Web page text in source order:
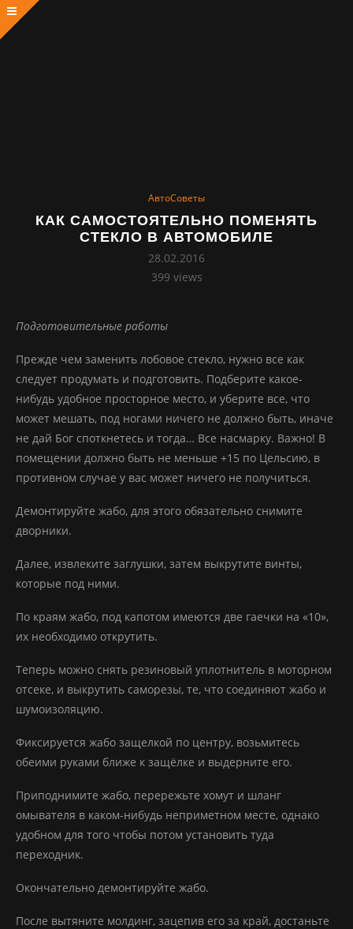
АвтоСоветы
КАК САМОСТОЯТЕЛЬНО ПОМЕНЯТЬ
СТЕКЛО В АВТОМОБИЛЕ
28.02.2016
399 views
Подготовительные работы
Прежде чем заменить лобовое стекло, нужно все как
следует продумать и подготовить. Подберите какое-
нибудь удобное просторное место, и уберите все, что
может мешать, под ногами ничего не должно быть, иначе
не дай Бог споткнетесь и тогда… Все насмарку. Важно! В
помещении должно быть не меньше +15 по Цельсию, в
противном случае у вас может ничего не получиться.
Демонтируйте жабо, для этого обязательно снимите
дворники.
Далее, извлеките заглушки, затем выкрутите винты,
которые под ними.
По краям жабо, под капотом имеются две гаечки на «10»,
их необходимо открутить.
Теперь можно снять резиновый уплотнитель в моторном
отсеке, и выкрутить саморезы, те, что соединяют жабо и
шумоизоляцию.
Фиксируется жабо защелкой по центру, возьмитесь
обеими руками ближе к защёлке и выдерните его.
Приподнимите жабо, перережьте хомут и шланг
омывателя в каком-нибудь неприметном месте, однако
удобном для того чтобы потом установить туда
переходник.
Окончательно демонтируйте жабо.
После вытяните молдинг, зацепив его за край, достаньте